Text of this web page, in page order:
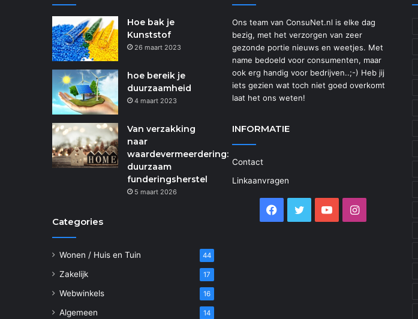
Hoe bak je
Kunststof
26 maart 2023
hoe bereik je
duurzaamheid
4 maart 2023
Van verzakking
naar
waardevermeerdering:
duurzaam
funderingsherstel
5 maart 2026
Categories
Wonen / Huis en Tuin 44
Zakelijk 17
Webwinkels 16
Algemeen 14
Ons team van ConsuNet.nl is elke dag
bezig, met het verzorgen van zeer
gezonde portie nieuws en weetjes. Met
name bedoeld voor consumenten, maar
ook erg handig voor bedrijven..;-) Heb jij
iets gezien wat toch niet goed overkomt
laat het ons weten!
INFORMATIE
Contact
Linkaanvragen
Facebook
Twitter YouTubeInstagram